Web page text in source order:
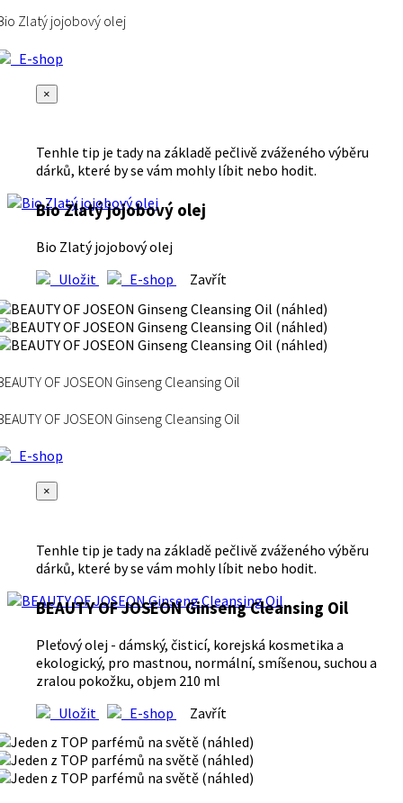
Zlatý jojobový olej
E-shop
×
Tenhle tip je tady na základě pečlivě zváženého výběru
dárků, které by se vám mohly líbit nebo hodit.
Bio Zlatý jojobový olej
Bio Zlatý jojobový olej
Uložit
E-shop Zavřít
OF JOSEON Ginseng Cleansing Oil
OF JOSEON Ginseng Cleansing Oil
E-shop
×
Tenhle tip je tady na základě pečlivě zváženého výběru
dárků, které by se vám mohly líbit nebo hodit.
BEAUTY OF JOSEON Ginseng Cleansing Oil
Pleťový olej - dámský, čisticí, korejská kosmetika a
ekologický, pro mastnou, normální, smíšenou, suchou a
zralou pokožku, objem 210 ml
Uložit
E-shop Zavřít